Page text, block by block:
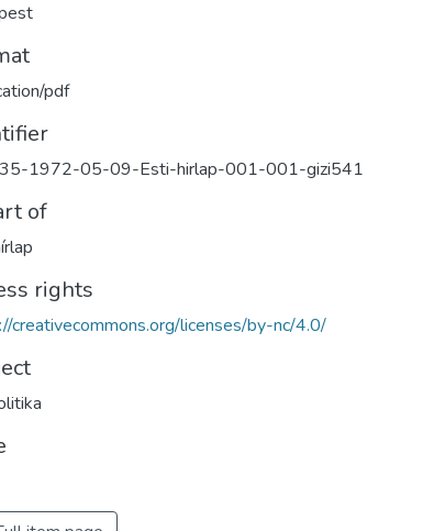
pdf
1972-05-09-Esti-hirlap-001-001-gizi541
of
rights
creativecommons.org/licenses/by-nc/4.0/